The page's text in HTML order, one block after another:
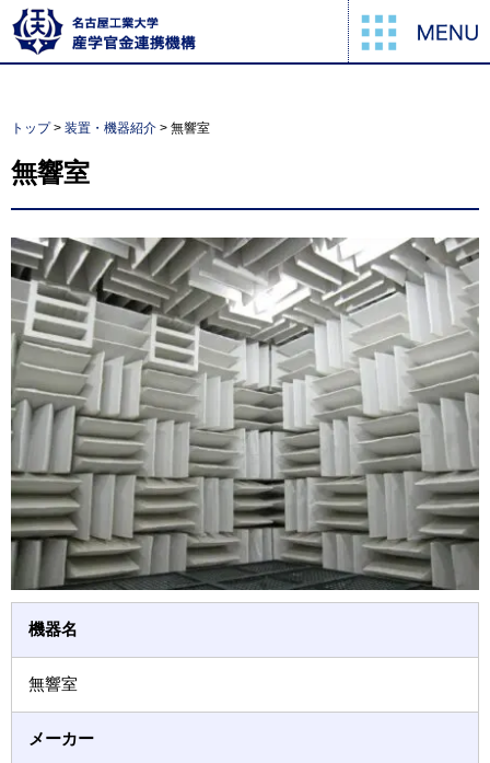
トップ> 装置・機器紹介 > 無響室
無響室
機器名
無響室
メーカー